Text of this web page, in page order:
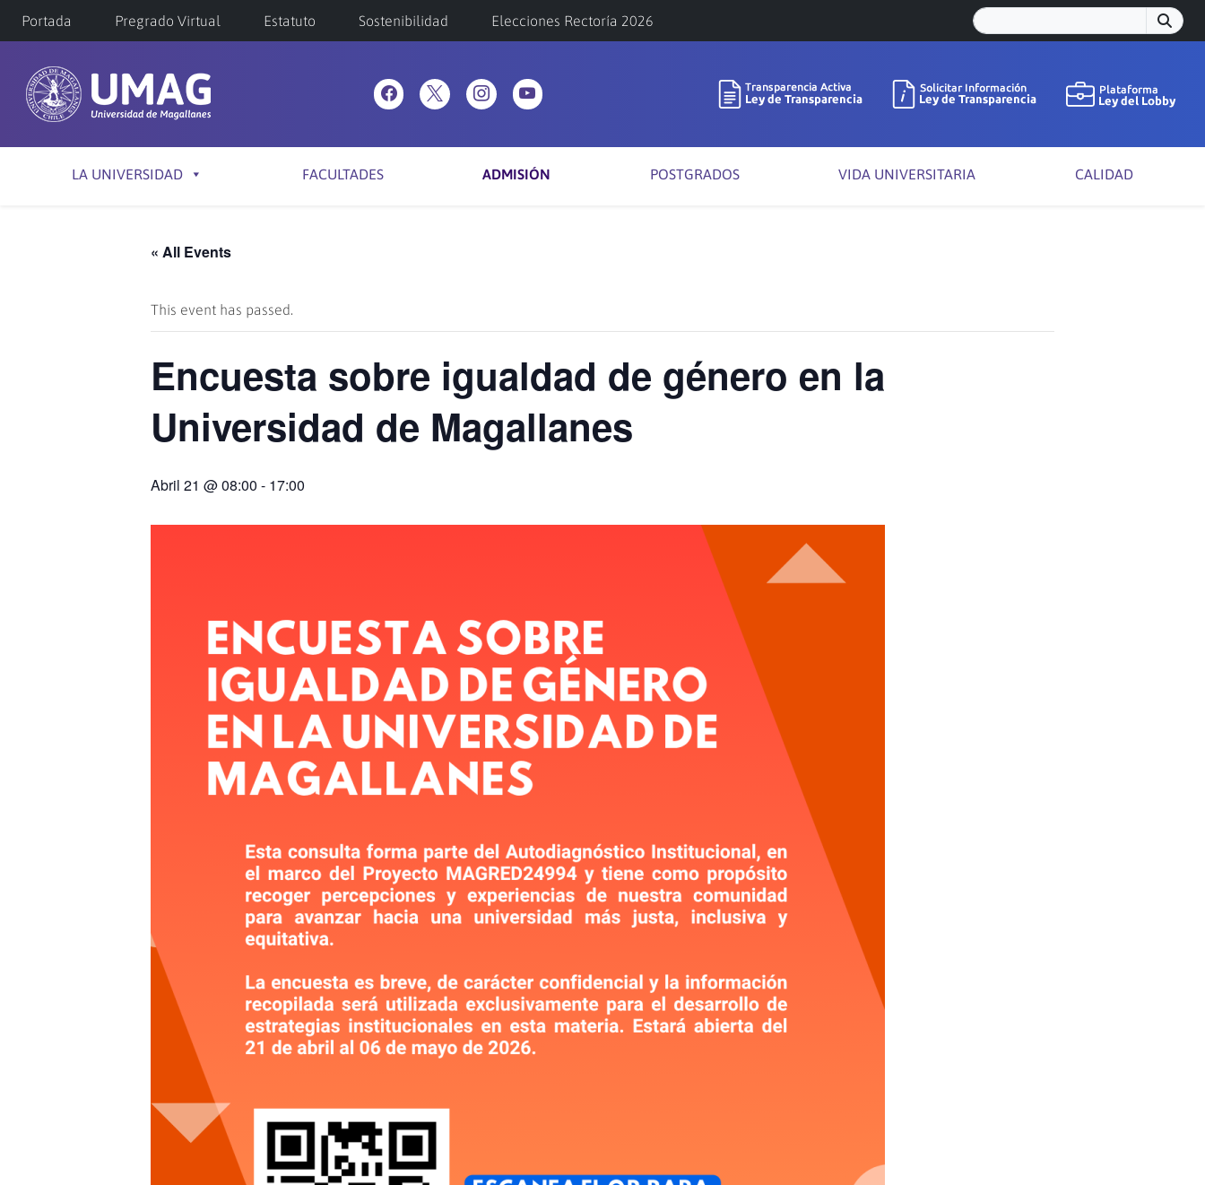
Portada Pregrado Virtual Estatuto Sostenibilidad Elecciones Rectoría 2026
LA UNIVERSIDAD FACULTADES ADMISIÓN POSTGRADOS VIDA UNIVERSITARIA CALIDAD
« All Events
This event has passed.
Encuesta sobre igualdad de género en la
Universidad de Magallanes
Abril 21 @ 08:00 - 17:00